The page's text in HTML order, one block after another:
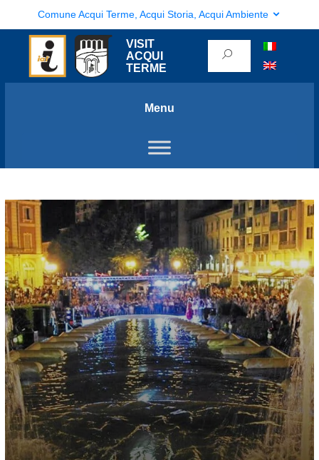
Comune Acqui Terme, Acqui Storia, Acqui Ambiente
VISIT
ACQUI
TERME
Menu